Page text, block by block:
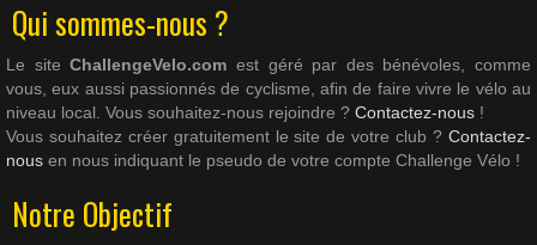
Qui sommes-nous ?
Le siteChallengeVelo.com est géré par des bénévoles, comme
vous, eux aussi passionnés de cyclisme, afin de faire vivre le vélo au
niveau local. Vous souhaitez-nous rejoindre ? Contactez-nous !
Vous souhaitez créer gratuitement le site de votre club ? Contactez-
nous en nous indiquant le pseudo de votre compte Challenge Vélo !
Notre Objectif